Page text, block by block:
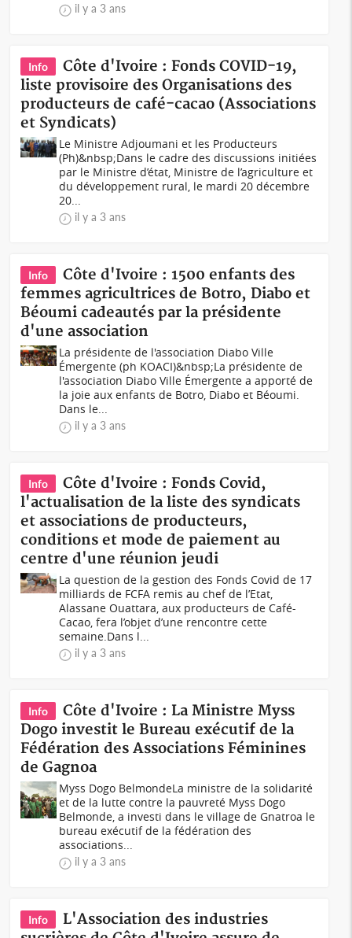
il y a 3 ans
Info
Côte d'Ivoire : Fonds COVID-19,
liste provisoire des Organisations des
producteurs de café-cacao (Associations
et Syndicats)
Le Ministre Adjoumani et les Producteurs
(Ph)&nbsp;Dans le cadre des discussions initiées
par le Ministre d’état, Ministre de l’agriculture et
du développement rural, le mardi 20 décembre
20...
il y a 3 ans
Info
Côte d'Ivoire : 1500 enfants des
femmes agricultrices de Botro, Diabo et
Béoumi cadeautés par la présidente
d'une association
La présidente de l'association Diabo Ville
Émergente (ph KOACI)&nbsp;La présidente de
l'association Diabo Ville Émergente a apporté de
la joie aux enfants de Botro, Diabo et Béoumi.
Dans le...
il y a 3 ans
Info
Côte d'Ivoire : Fonds Covid,
l'actualisation de la liste des syndicats
et associations de producteurs,
conditions et mode de paiement au
centre d'une réunion jeudi
La question de la gestion des Fonds Covid de 17
milliards de FCFA remis au chef de l’Etat,
Alassane Ouattara, aux producteurs de Café-
Cacao, fera l’objet d’une rencontre cette
semaine.Dans l...
il y a 3 ans
Info
Côte d'Ivoire : La Ministre Myss
Dogo investit le Bureau exécutif de la
Fédération des Associations Féminines
de Gagnoa
Myss Dogo BelmondeLa ministre de la solidarité
et de la lutte contre la pauvreté Myss Dogo
Belmonde, a investi dans le village de Gnatroa le
bureau exécutif de la fédération des
associations...
il y a 3 ans
Info
L'Association des industries